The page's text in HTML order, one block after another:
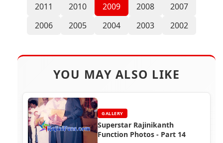
2011
2010 2009 2008
2007
2006
2005 2004 2003 2002
YOU MAY ALSO LIKE
GALLERY
Superstar Rajinikanth
Function Photos - Part 14